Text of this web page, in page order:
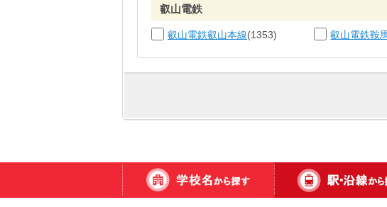
叡山電鉄
叡山電鉄叡山本線(1353) 叡山電鉄鞍